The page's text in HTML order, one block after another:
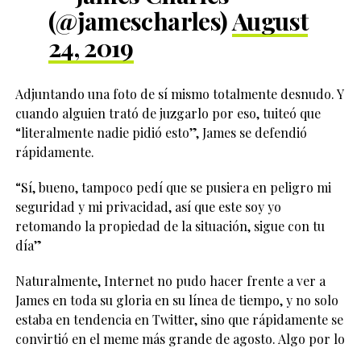
(@jamescharles)August
24, 2019
Adjuntando una foto de sí mismo totalmente desnudo. Y
cuando alguien trató de juzgarlo por eso, tuiteó que
“literalmente nadie pidió esto”, James se defendió
rápidamente.
“Sí, bueno, tampoco pedí que se pusiera en peligro mi
seguridad y mi privacidad, así que este soy yo
retomando la propiedad de la situación, sigue con tu
día”
Naturalmente, Internet no pudo hacer frente a ver a
James en toda su gloria en su línea de tiempo, y no solo
estaba en tendencia en Twitter, sino que rápidamente se
convirtió en el meme más grande de agosto. Algo por lo